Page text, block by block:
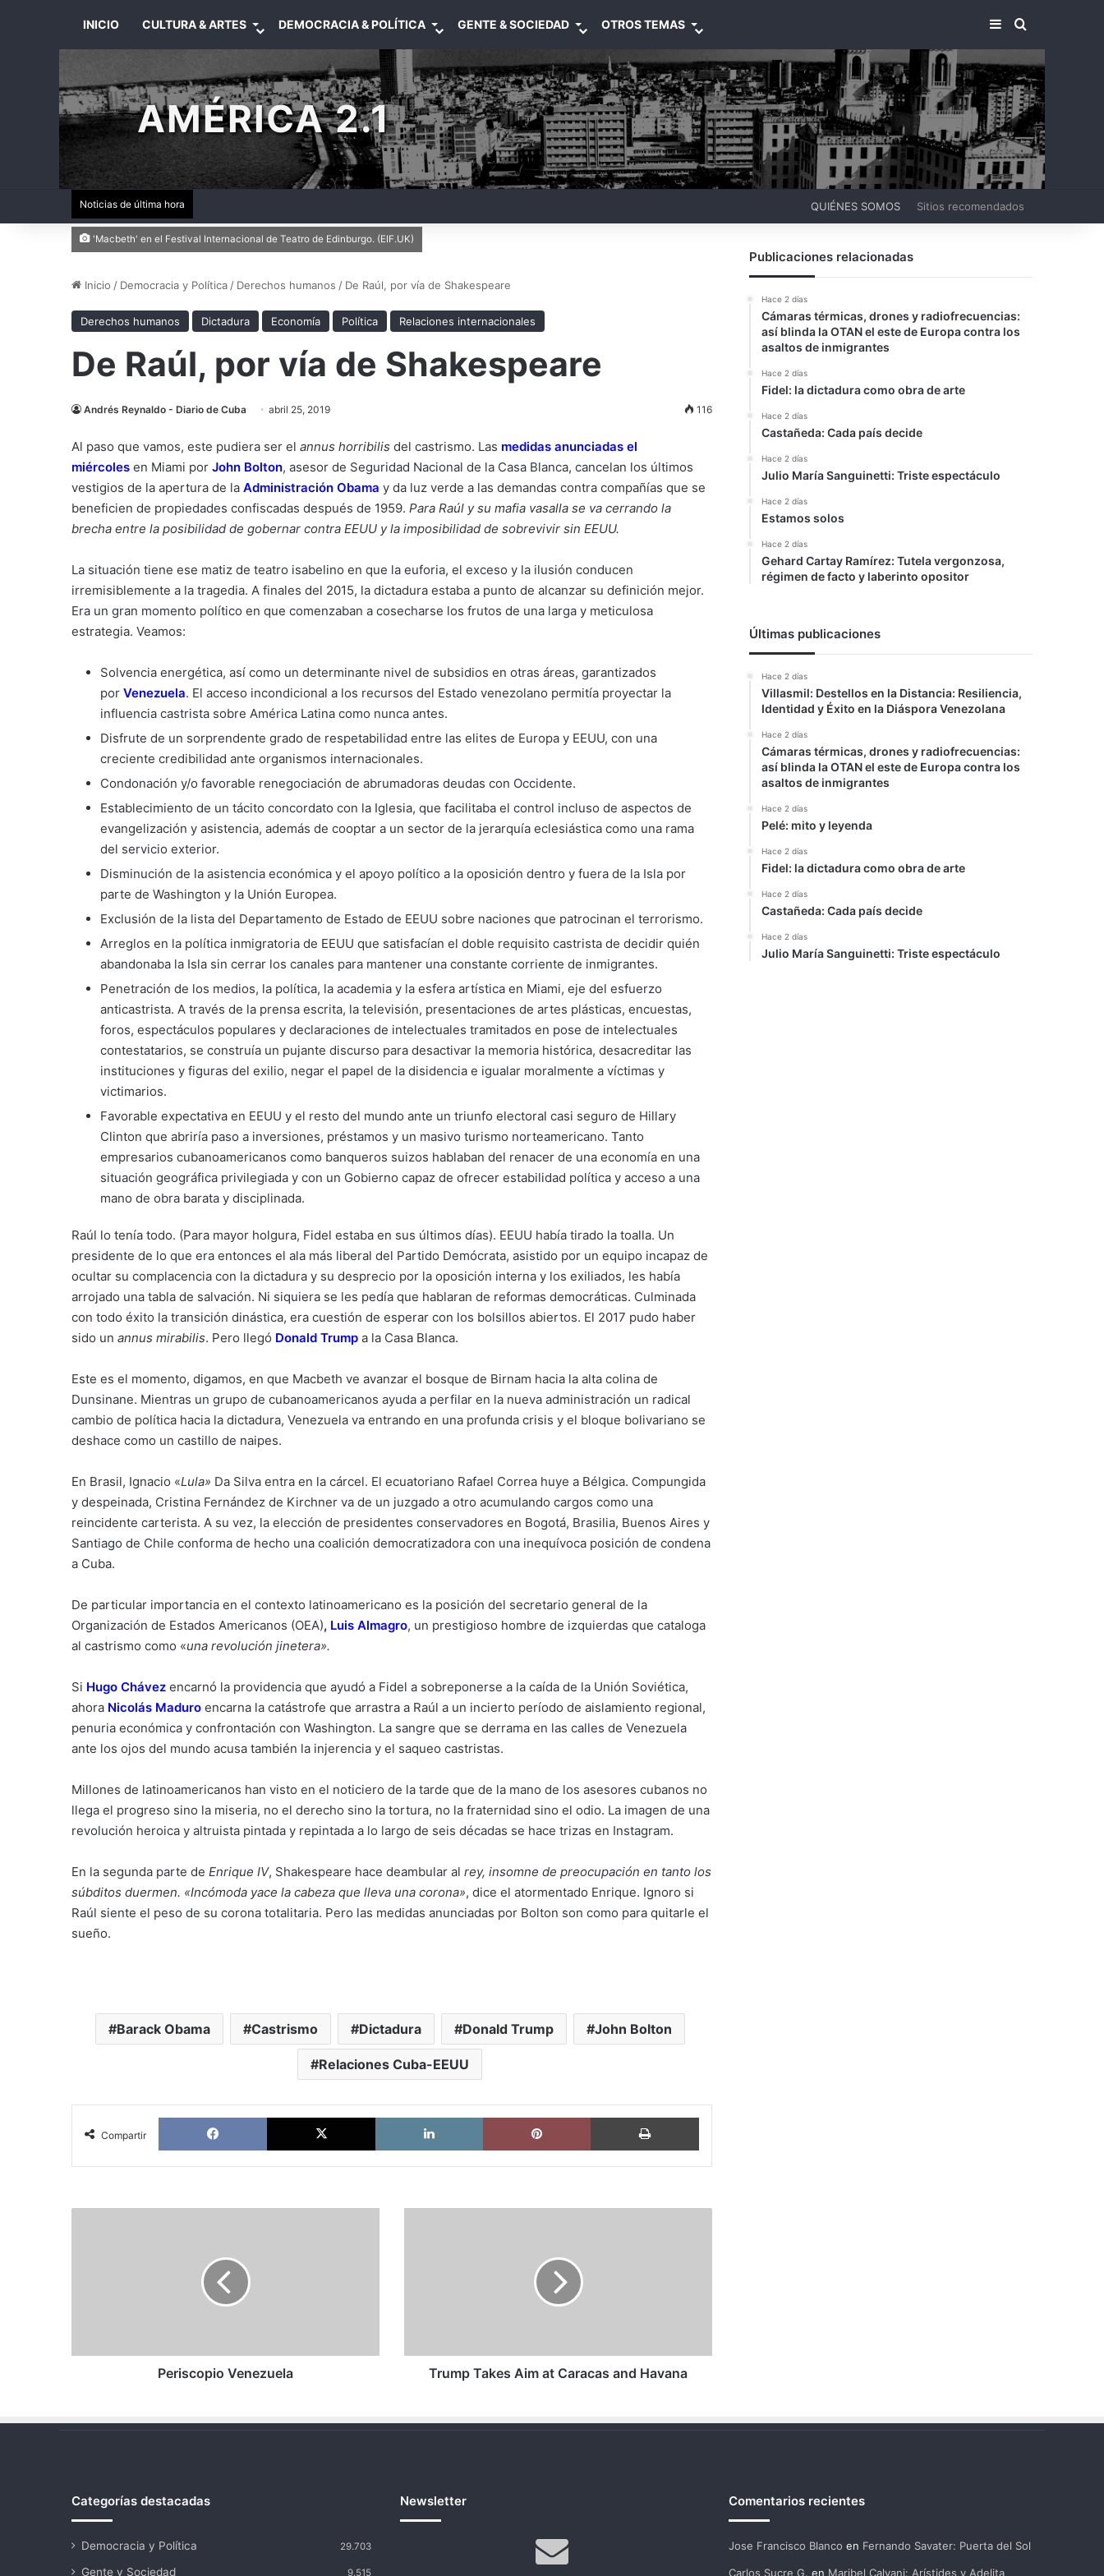
INICIO CULTURA & ARTES DEMOCRACIA & POLÍTICA GENTE & SOCIEDAD OTROS TEMAS BARRA LATERAL
BUSCAR
AMÉRICA 2.1
Noticias de última hora QUIÉNES SOMOS Sitios recomendados
'Macbeth' en el Festival Internacional de Teatro de Edinburgo. (EIF.UK)
Inicio / Democracia y Política / Derechos humanos / De Raúl, por vía de Shakespeare
Derechos humanos Dictadura Economía Política Relaciones internacionales
De Raúl, por vía de Shakespeare
Andrés Reynaldo - Diario de Cuba abril 25, 2019 116
Al paso que vamos, este pudiera ser el annus horribilis del castrismo. Las medidas anunciadas el
miércoles en Miami por John Bolton, asesor de Seguridad Nacional de la Casa Blanca, cancelan los últimos
vestigios de la apertura de la Administración Obama y da luz verde a las demandas contra compañías que se
beneficien de propiedades confiscadas después de 1959. Para Raúl y su mafia vasalla se va cerrando la
brecha entre la posibilidad de gobernar contra EEUU y la imposibilidad de sobrevivir sin EEUU.
La situación tiene ese matiz de teatro isabelino en que la euforia, el exceso y la ilusión conducen
irremisiblemente a la tragedia. A finales del 2015, la dictadura estaba a punto de alcanzar su definición mejor.
Era un gran momento político en que comenzaban a cosecharse los frutos de una larga y meticulosa
estrategia. Veamos:
Solvencia energética, así como un determinante nivel de subsidios en otras áreas, garantizados
por Venezuela. El acceso incondicional a los recursos del Estado venezolano permitía proyectar la
influencia castrista sobre América Latina como nunca antes.
Disfrute de un sorprendente grado de respetabilidad entre las elites de Europa y EEUU, con una
creciente credibilidad ante organismos internacionales.
Condonación y/o favorable renegociación de abrumadoras deudas con Occidente.
Establecimiento de un tácito concordato con la Iglesia, que facilitaba el control incluso de aspectos de
evangelización y asistencia, además de cooptar a un sector de la jerarquía eclesiástica como una rama
del servicio exterior.
Disminución de la asistencia económica y el apoyo político a la oposición dentro y fuera de la Isla por
parte de Washington y la Unión Europea.
Exclusión de la lista del Departamento de Estado de EEUU sobre naciones que patrocinan el terrorismo.
Arreglos en la política inmigratoria de EEUU que satisfacían el doble requisito castrista de decidir quién
abandonaba la Isla sin cerrar los canales para mantener una constante corriente de inmigrantes.
Penetración de los medios, la política, la academia y la esfera artística en Miami, eje del esfuerzo
anticastrista. A través de la prensa escrita, la televisión, presentaciones de artes plásticas, encuestas,
foros, espectáculos populares y declaraciones de intelectuales tramitados en pose de intelectuales
contestatarios, se construía un pujante discurso para desactivar la memoria histórica, desacreditar las
instituciones y figuras del exilio, negar el papel de la disidencia e igualar moralmente a víctimas y
victimarios.
Favorable expectativa en EEUU y el resto del mundo ante un triunfo electoral casi seguro de Hillary
Clinton que abriría paso a inversiones, préstamos y un masivo turismo norteamericano. Tanto
empresarios cubanoamericanos como banqueros suizos hablaban del renacer de una economía en una
situación geográfica privilegiada y con un Gobierno capaz de ofrecer estabilidad política y acceso a una
mano de obra barata y disciplinada.
Raúl lo tenía todo. (Para mayor holgura, Fidel estaba en sus últimos días). EEUU había tirado la toalla. Un
presidente de lo que era entonces el ala más liberal del Partido Demócrata, asistido por un equipo incapaz de
ocultar su complacencia con la dictadura y su desprecio por la oposición interna y los exiliados, les había
arrojado una tabla de salvación. Ni siquiera se les pedía que hablaran de reformas democráticas. Culminada
con todo éxito la transición dinástica, era cuestión de esperar con los bolsillos abiertos. El 2017 pudo haber
sido un annus mirabilis. Pero llegó Donald Trump a la Casa Blanca.
Este es el momento, digamos, en que Macbeth ve avanzar el bosque de Birnam hacia la alta colina de
Dunsinane. Mientras un grupo de cubanoamericanos ayuda a perfilar en la nueva administración un radical
cambio de política hacia la dictadura, Venezuela va entrando en una profunda crisis y el bloque bolivariano se
deshace como un castillo de naipes.
En Brasil, Ignacio «Lula» Da Silva entra en la cárcel. El ecuatoriano Rafael Correa huye a Bélgica. Compungida
y despeinada, Cristina Fernández de Kirchner va de un juzgado a otro acumulando cargos como una
reincidente carterista. A su vez, la elección de presidentes conservadores en Bogotá, Brasilia, Buenos Aires y
Santiago de Chile conforma de hecho una coalición democratizadora con una inequívoca posición de condena
a Cuba.
De particular importancia en el contexto latinoamericano es la posición del secretario general de la
Organización de Estados Americanos (OEA), Luis Almagro, un prestigioso hombre de izquierdas que cataloga
al castrismo como «una revolución jinetera».
Si Hugo Chávez encarnó la providencia que ayudó a Fidel a sobreponerse a la caída de la Unión Soviética,
ahora Nicolás Maduro encarna la catástrofe que arrastra a Raúl a un incierto período de aislamiento regional,
penuria económica y confrontación con Washington. La sangre que se derrama en las calles de Venezuela
ante los ojos del mundo acusa también la injerencia y el saqueo castristas.
Millones de latinoamericanos han visto en el noticiero de la tarde que de la mano de los asesores cubanos no
llega el progreso sino la miseria, no el derecho sino la tortura, no la fraternidad sino el odio. La imagen de una
revolución heroica y altruista pintada y repintada a lo largo de seis décadas se hace trizas en Instagram.
En la segunda parte de Enrique IV, Shakespeare hace deambular al rey, insomne de preocupación en tanto los
súbditos duermen. «Incómoda yace la cabeza que lleva una corona», dice el atormentado Enrique. Ignoro si
Raúl siente el peso de su corona totalitaria. Pero las medidas anunciadas por Bolton son como para quitarle el
sueño.
Barack Obama Castrismo Dictadura Donald Trump John Bolton
Relaciones Cuba-EEUU
Compartir
Facebook X LinkedIn Pinterest Imprimir
Periscopio Venezuela Trump Takes Aim at Caracas and Havana
Publicaciones relacionadas
Hace 2 días
Cámaras térmicas, drones y radiofrecuencias:
así blinda la OTAN el este de Europa contra los
asaltos de inmigrantes
Hace 2 días
Fidel: la dictadura como obra de arte
Hace 2 días
Castañeda: Cada país decide
Hace 2 días
Julio María Sanguinetti: Triste espectáculo
Hace 2 días
Estamos solos
Hace 2 días
Gehard Cartay Ramírez: Tutela vergonzosa,
régimen de facto y laberinto opositor
Últimas publicaciones
Hace 2 días
Villasmil: Destellos en la Distancia: Resiliencia,
Identidad y Éxito en la Diáspora Venezolana
Hace 2 días
Cámaras térmicas, drones y radiofrecuencias:
así blinda la OTAN el este de Europa contra los
asaltos de inmigrantes
Hace 2 días
Pelé: mito y leyenda
Hace 2 días
Fidel: la dictadura como obra de arte
Hace 2 días
Castañeda: Cada país decide
Hace 2 días
Julio María Sanguinetti: Triste espectáculo
Categorías destacadas
Democracia y Política 29.703
Gente y Sociedad 9.515
Newsletter Comentarios recientes
Jose Francisco Blanco en Fernando Savater: Puerta del Sol
Carlos Sucre G. en Maribel Calvani: Arístides y Adelita